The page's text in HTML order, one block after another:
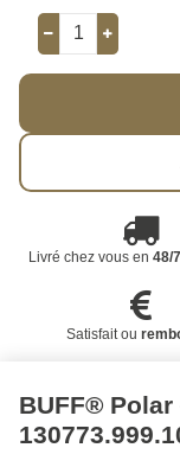
Livré chez vous en 48/
Satisfait ou
BUFF® Polar